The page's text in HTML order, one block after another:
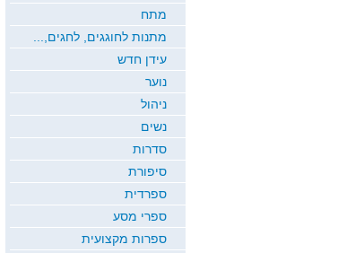
מתח
מתנות לחוגגים, לחגים,...
עידן חדש
נוער
ניהול
נשים
סדרות
סיפורת
ספרדית
ספרי מסע
ספרות מקצועית